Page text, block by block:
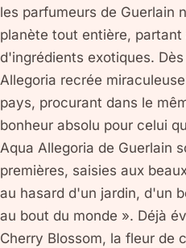
les parfumeurs de Guerlain
planète tout entière,
d'ingrédients exotiques.
Allegoria recrée
pays, procurant dans le
bonheur absolu pour celui
Aqua Allegoria de Guerlain
premières, saisies aux
au hasard d'un jardin, d'un
au bout du monde ». Déjà
Cherry Blossom, la fleur de